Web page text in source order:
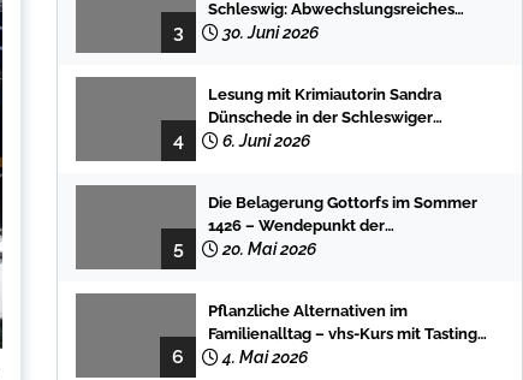
3
Schleswig: Abwechslungsreiches
Programm für Kinder und Jugendliche
30. Juni 2026
4
Lesung mit Krimiautorin Sandra
Dünschede in der Schleswiger
Stadtbücherei
6. Juni 2026
5
Die Belagerung Gottorfs im Sommer
1426 – Wendepunkt der
Landesgeschichte
20. Mai 2026
6
Pflanzliche Alternativen im
Familienalltag – vhs-Kurs mit Tasting
und einfachen DIY-Rezepten
4. Mai 2026